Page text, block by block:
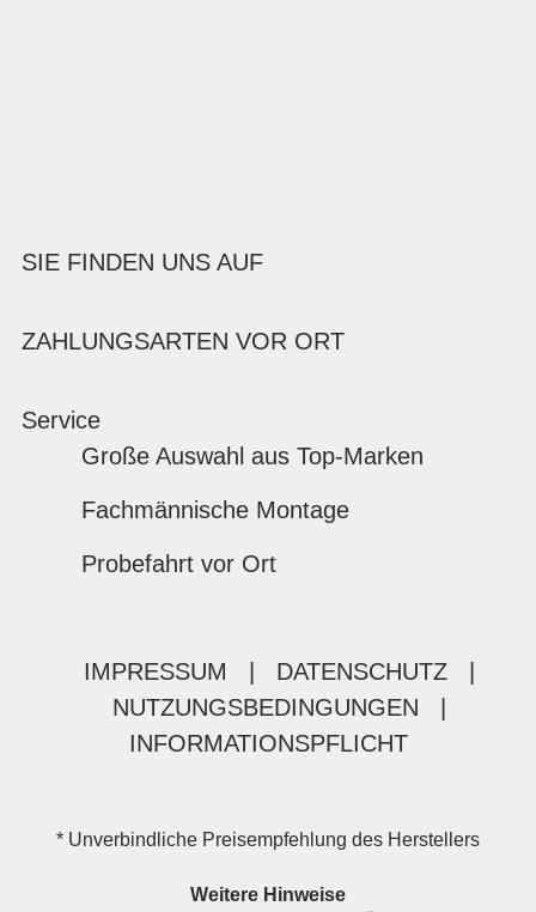
SIE FINDEN UNS AUF
ZAHLUNGSARTEN VOR ORT
Service
Große Auswahl aus Top-Marken
Fachmännische Montage
Probefahrt vor Ort
IMPRESSUM DATENSCHUTZ
NUTZUNGSBEDINGUNGEN
INFORMATIONSPFLICHT
* Unverbindliche Preisempfehlung des Herstellers
Weitere Hinweise